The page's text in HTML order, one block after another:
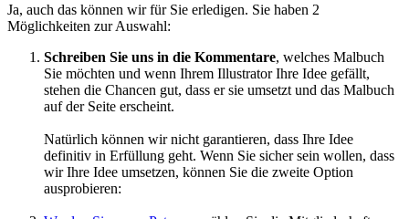
Ja, auch das können wir für Sie erledigen. Sie haben 2
Möglichkeiten zur Auswahl:
Schreiben Sie uns in die Kommentare, welches Malbuch
Sie möchten und wenn Ihrem Illustrator Ihre Idee gefällt,
stehen die Chancen gut, dass er sie umsetzt und das Malbuch
auf der Seite erscheint.
Natürlich können wir nicht garantieren, dass Ihre Idee
definitiv in Erfüllung geht. Wenn Sie sicher sein wollen, dass
wir Ihre Idee umsetzen, können Sie die zweite Option
ausprobieren: